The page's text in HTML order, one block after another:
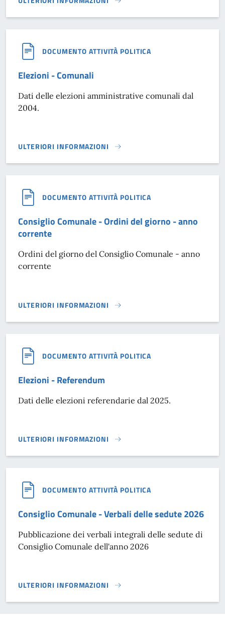
ELEZIONI - PROVINCIALI}
DOCUMENTO ATTIVITÀ POLITICA
Elezioni - Comunali
Dati delle elezioni amministrative comunali dal
2004.
ULTERIORI INFORMAZIONI
ELEZIONI - COMUNALI}
DOCUMENTO ATTIVITÀ POLITICA
Consiglio Comunale - Ordini del giorno - anno
corrente
Ordini del giorno del Consiglio Comunale - anno
corrente
ULTERIORI INFORMAZIONI
CONSIGLIO COMUNALE - ORDINI DEL GIORNO - ANNO
DOCUMENTO ATTIVITÀ POLITICA
Elezioni - Referendum
Dati delle elezioni referendarie dal 2025.
ULTERIORI INFORMAZIONI
ELEZIONI - REFERENDUM}
DOCUMENTO ATTIVITÀ POLITICA
Consiglio Comunale - Verbali delle sedute 2026
Pubblicazione dei verbali integrali delle sedute di
Consiglio Comunale dell'anno 2026
ULTERIORI INFORMAZIONI
CONSIGLIO COMUNALE - VERBALI DELLE SEDUTE 2026}